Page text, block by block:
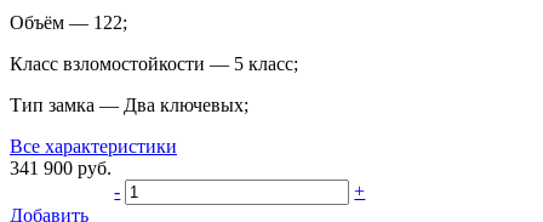
Объём — 122;
Класс взломостойкости — 5 класс;
Тип замка — Два ключевых;
Все характеристики
341 900 руб.
-
+
Добавить